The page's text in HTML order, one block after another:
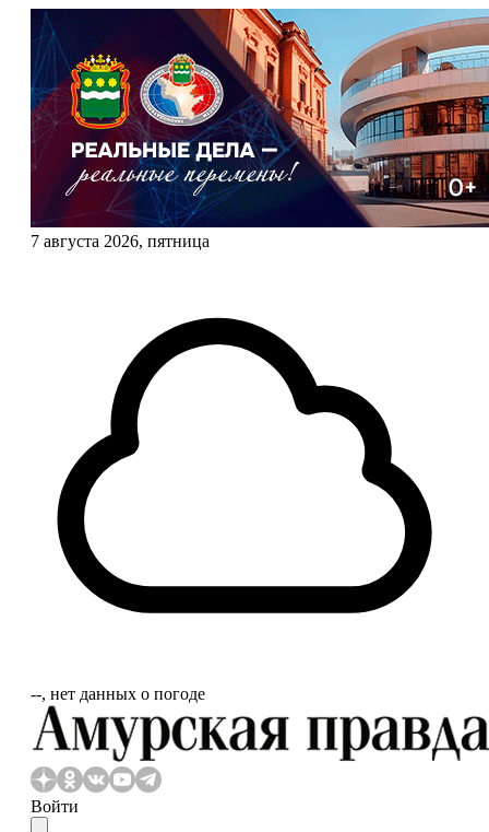
7 августа 2026, пятница
‐‐, нет данных о погоде
Войти